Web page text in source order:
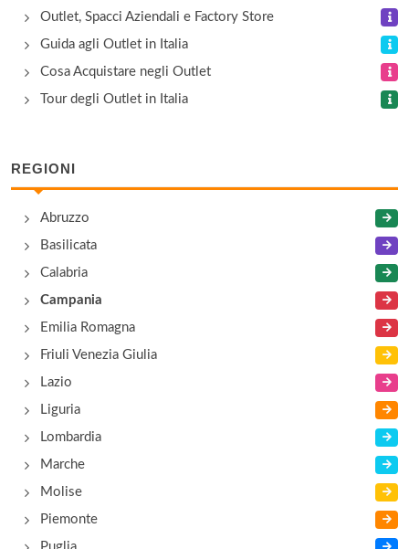
Il Cigno
via San Leonardo 139, Salerno
La Bufalara – Caseificio Barlotti
via Torre di Mare 1, Capaccio
Outlet, Spacci Aziendali e Factory Store
Guida agli Outlet in Italia
Cosa Acquistare negli Outlet
Tour degli Outlet in Italia
REGIONI
Abruzzo
Basilicata
Calabria
Campania
Emilia Romagna
Friuli Venezia Giulia
Lazio
Liguria
Lombardia
Marche
Molise
Piemonte